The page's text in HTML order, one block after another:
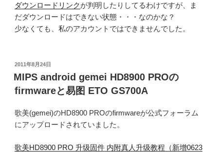
ダウンロードリンクが判明したりしてるわけですが、ま
だダウンロードはできない状態・・・なのかな？
少なくても、私のアカウントではできませんでした。
投
稿
日:
2011年8月24日
MIPS android gemei HD8900 PROの
firmwareと易图 ETO GS700A
歌美(gemei)のHD8900 PROのfirmwareが公式フォーラム
にアップロードされていました。
歌美HD8900 PRO 升级固件 内附真人升级教程（新增0623